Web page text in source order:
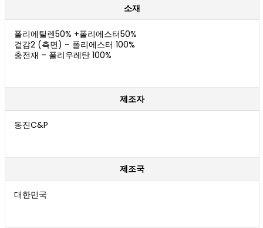
소재
폴리에틸렌50% +폴리에스터50%
겉감2 (측면) – 폴리에스터 100%
충전재 – 폴리우레탄 100%
제조자
동진C&P
제조국
대한민국